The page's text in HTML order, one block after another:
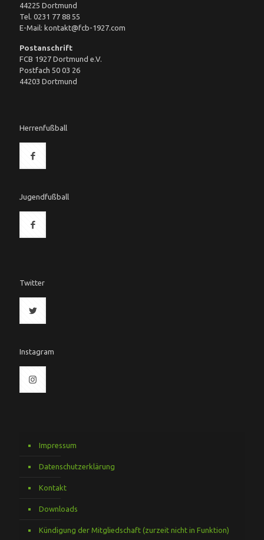
44225 Dortmund
Tel. 0231 77 88 55
E-Mail: kontakt@fcb-1927.com
Postanschrift
FCB 1927 Dortmund e.V.
Postfach 50 03 26
44203 Dortmund
Herrenfußball
Jugendfußball
Twitter
Instagram
Impressum
Datenschutzerklärung
Kontakt
Downloads
Kündigung der Mitgliedschaft (zurzeit nicht in Funktion)